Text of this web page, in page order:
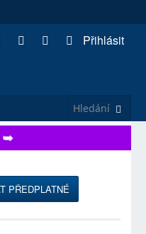
Přihlásit
PŘEDPLATNÉ